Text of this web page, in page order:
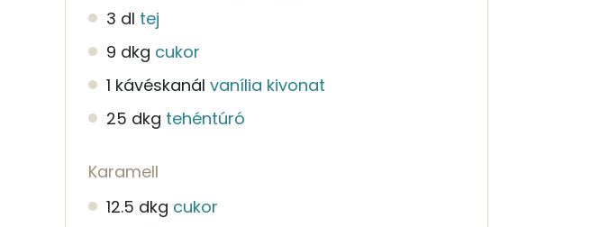
3 dl tej
9 dkg cukor
1 kávéskanál vanília kivonat
25 dkg tehéntúró
Karamell
12.5 dkg cukor